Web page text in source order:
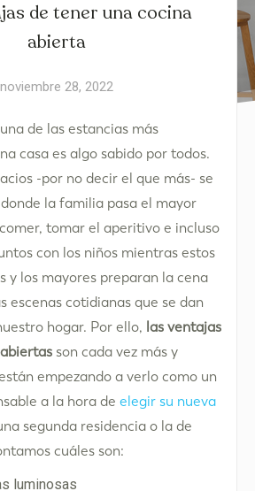
de tener una cocina
abierta
noviembre 28, 2022
de las estancias más
casa es algo sabido por todos.
-por no decir el que más- se
la familia pasa el mayor
tomar el aperitivo e incluso
con los niños mientras estos
y los mayores preparan la cena
escenas cotidianas que se dan
hogar. Por ello, las ventajas
son cada vez más y
empezando a verlo como un
a la hora de elegir su nueva
segunda residencia o la de
cuáles son: